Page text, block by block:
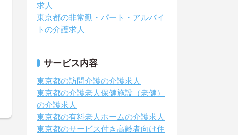
求人
東京都の非常勤・パート・アルバイ
トの介護求人
サービス内容
東京都の訪問介護の介護求人
東京都の介護老人保健施設（老健）
の介護求人
東京都の有料老人ホームの介護求人
東京都のサービス付き高齢者向け住